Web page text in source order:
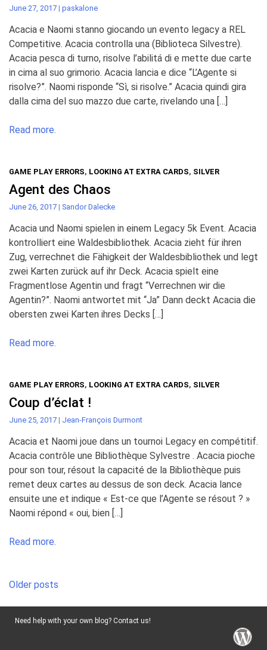
June 27, 2017 | paskalone
Acacia e Naomi stanno giocando un evento legacy a REL
Competitive. Acacia controlla una (Biblioteca Silvestre).
Acacia pesca di turno, risolve l’abilitá di e mette due carte
in cima al suo grimorio. Acacia lancia e dice “L’Agente si
risolve?”. Naomi risponde “Sì, si risolve.” Acacia quindi gira
dalla cima del suo mazzo due carte, rivelando una […]
Read more.
GAME PLAY ERRORS, LOOKING AT EXTRA CARDS, SILVER
Agent des Chaos
June 26, 2017 | Sandor Dalecke
Acacia und Naomi spielen in einem Legacy 5k Event. Acacia
kontrolliert eine Waldesbibliothek. Acacia zieht für ihren
Zug, verrechnet die Fähigkeit der Waldesbibliothek und legt
zwei Karten zurück auf ihr Deck. Acacia spielt eine
Fragmentlose Agentin und fragt “Verrechnen wir die
Agentin?”. Naomi antwortet mit “Ja” Dann deckt Acacia die
obersten zwei Karten ihres Decks […]
Read more.
GAME PLAY ERRORS, LOOKING AT EXTRA CARDS, SILVER
Coup d’éclat !
June 25, 2017 | Jean-François Durmont
Acacia et Naomi joue dans un tournoi Legacy en compétitif.
Acacia contrôle une Bibliothèque Sylvestre . Acacia pioche
pour son tour, résout la capacité de la Bibliothèque puis
remet deux cartes au dessus de son deck. Acacia lance
ensuite une et indique « Est-ce que l’Agente se résout ? »
Naomi répond « oui, bien […]
Read more.
Posts
Older posts
Need help with your own blog? Contact us!